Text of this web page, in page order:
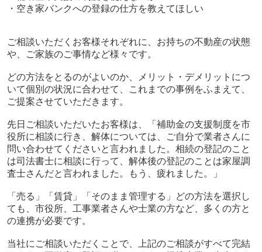
・空き家バンクへの登録の仕方を教えてほしい
ご相談いただくお客様それぞれに、お持ちの不動産の状態
や、ご家族のご事情など様々です。
どの方法をとるのがよいのか、メリット・デメリットにつ
いて個別の状況に合わせて、これまでの事例をふまえて、
ご提案させていただきます。
先日ご相談いただいたお客様は、「補助金の支援制度を市
役所に相談に行き、解体については、ご自分で業者さんに
問い合わせてくださいと言われました。相続の登記のこと
は司法書士に相談に行って、解体後の登記のことは家屋調
査士さんだと言われました。もう、疲れました。」
「売る」「賃貸」「そのまま管理する」どの方法を選択し
ても、市役所、工事業者さんや士業の方など、多くの方と
の連携が必要です。
当社にご相談いただくことで、上記のご相談がすべて完結